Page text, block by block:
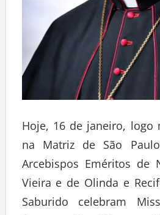
Hoje, 16 de janeiro, logo
na Matriz de São
Arcebispos Eméritos de
Vieira e de Olinda e
Saburido celebram